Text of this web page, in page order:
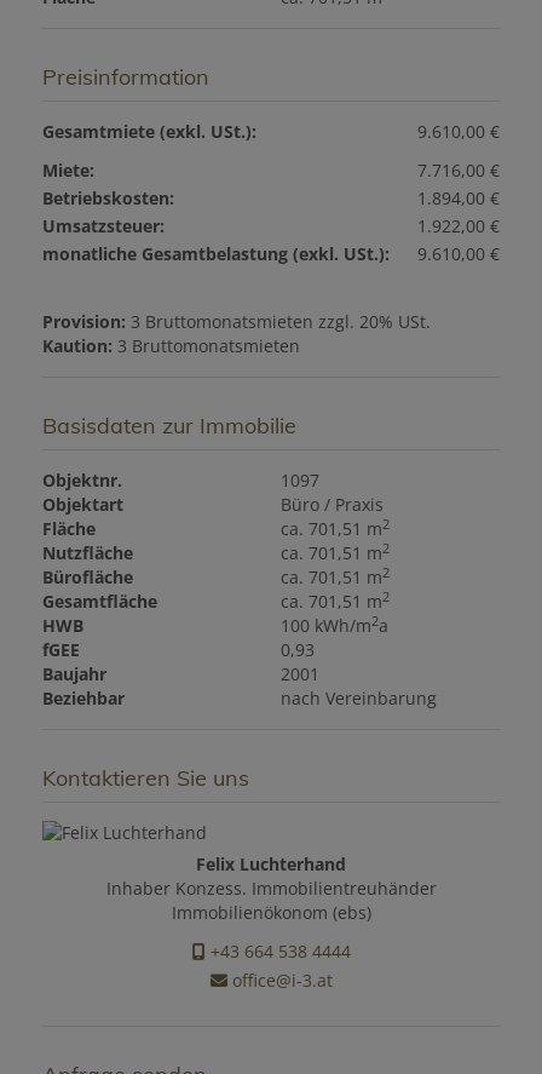
Preisinformation
Gesamtmiete (exkl. USt.):
9.610,00 €
Miete:
7.716,00 €
Betriebskosten:
1.894,00 €
Umsatzsteuer:
1.922,00 €
monatliche Gesamtbelastung (exkl. USt.):
9.610,00 €
Provision: 3 Bruttomonatsmieten zzgl. 20% USt.
Kaution: 3 Bruttomonatsmieten
Basisdaten zur Immobilie
Objektnr.
1097
Objektart
Büro / Praxis
Fläche
ca. 701,51 m2
Nutzfläche ca. 701,51 m2
Bürofläche ca. 701,51 m2
Gesamtfläche ca. 701,51 m2
HWB 100 kWh/m2a
fGEE
0,93
Baujahr
2001
Beziehbar
nach Vereinbarung
Kontaktieren Sie uns
Felix Luchterhand
Inhaber Konzess. Immobilientreuhänder
Immobilienökonom (ebs)
+43 664 538 4444
office@i-3.at